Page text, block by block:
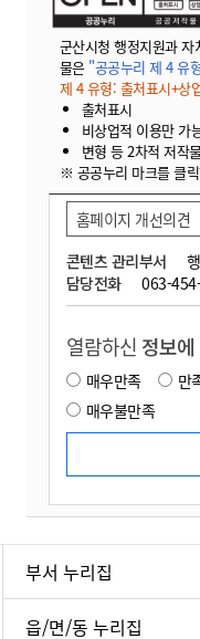
군산시청 행정지원과
물은 "공공누리 제 4 유
제 4 유형: 출처표시+상
출처표시
비상업적 이용만 가
변형 등 2차적 저작
※ 공공누리 마크를 클
콘텐츠 관리부서
담당전화
063-
홈페이지 개선의견
열람하신 정보
매우만족 만
매우불만족
부서 누리집
읍/면/동 누리집